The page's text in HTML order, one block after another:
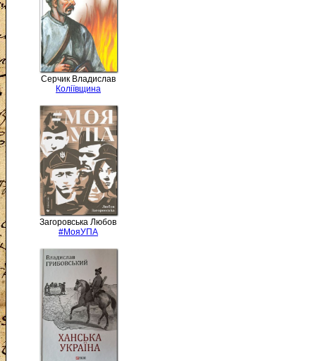
Серчик Владислав
Коліївщина
Загоровська Любов
#МояУПА